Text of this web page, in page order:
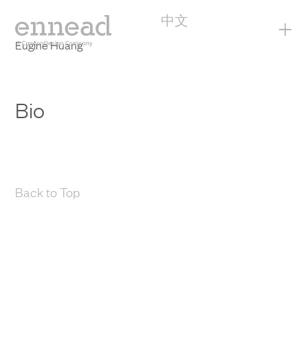
中文 +
Eugine Huang
Bio
Back to Top